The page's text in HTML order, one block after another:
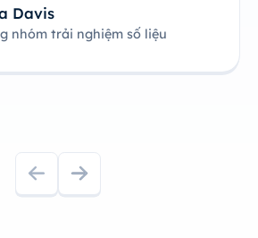
nhóm sản phẩm công nghệ